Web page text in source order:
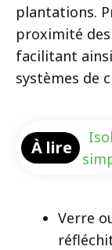
plantations.
proximité des
facilitant
systèmes de
À lire
Verre